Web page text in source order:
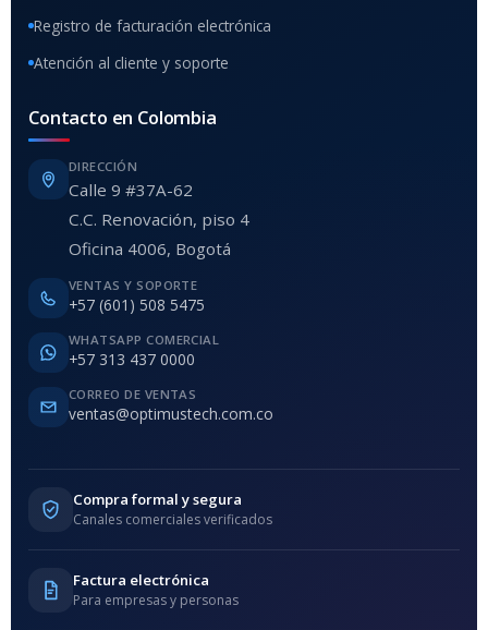
Registro de facturación electrónica
Atención al cliente y soporte
Contacto en Colombia
DIRECCIÓN
Calle 9 #37A-62
C.C. Renovación, piso 4
Oficina 4006, Bogotá
VENTAS Y SOPORTE
+57 (601) 508 5475
WHATSAPP COMERCIAL
+57 313 437 0000
CORREO DE VENTAS
ventas@optimustech.com.co
Compra formal y segura
Canales comerciales verificados
Factura electrónica
Para empresas y personas